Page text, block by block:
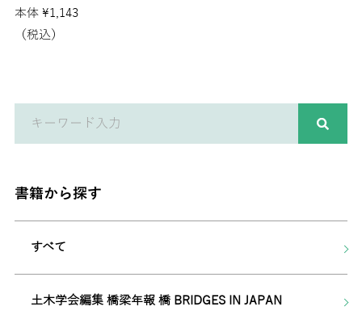
本体 ¥1,143
（税込）
書籍から探す
すべて
土木学会編集 橋梁年報 橋 BRIDGES IN JAPAN